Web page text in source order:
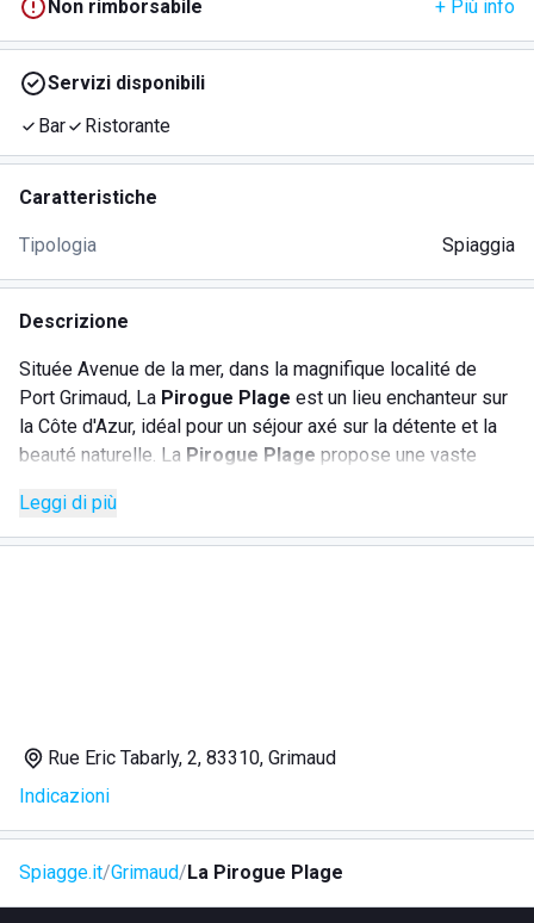
Non rimborsabile + Più info
Servizi disponibili
Bar
Ristorante
Caratteristiche
Tipologia Spiaggia
Descrizione
Située Avenue de la mer, dans la magnifique localité de
Port Grimaud, La Pirogue Plage est un lieu enchanteur sur
la Côte d'Azur, idéal pour un séjour axé sur la détente et la
beauté naturelle. La Pirogue Plage propose une vaste
inoubliable:
Bar sur la plage, parfait pour siroter des cocktails
rafraîchissants pendant une journée au bord de la mer;
Possibilité de pratiquer diverses activités aquatiques,
Cette destination est parfaite pour les amateurs de plages
Leggi di più
Rue Eric Tabarly, 2, 83310, Grimaud
Indicazioni
Spiagge.it Grimaud La Pirogue Plage